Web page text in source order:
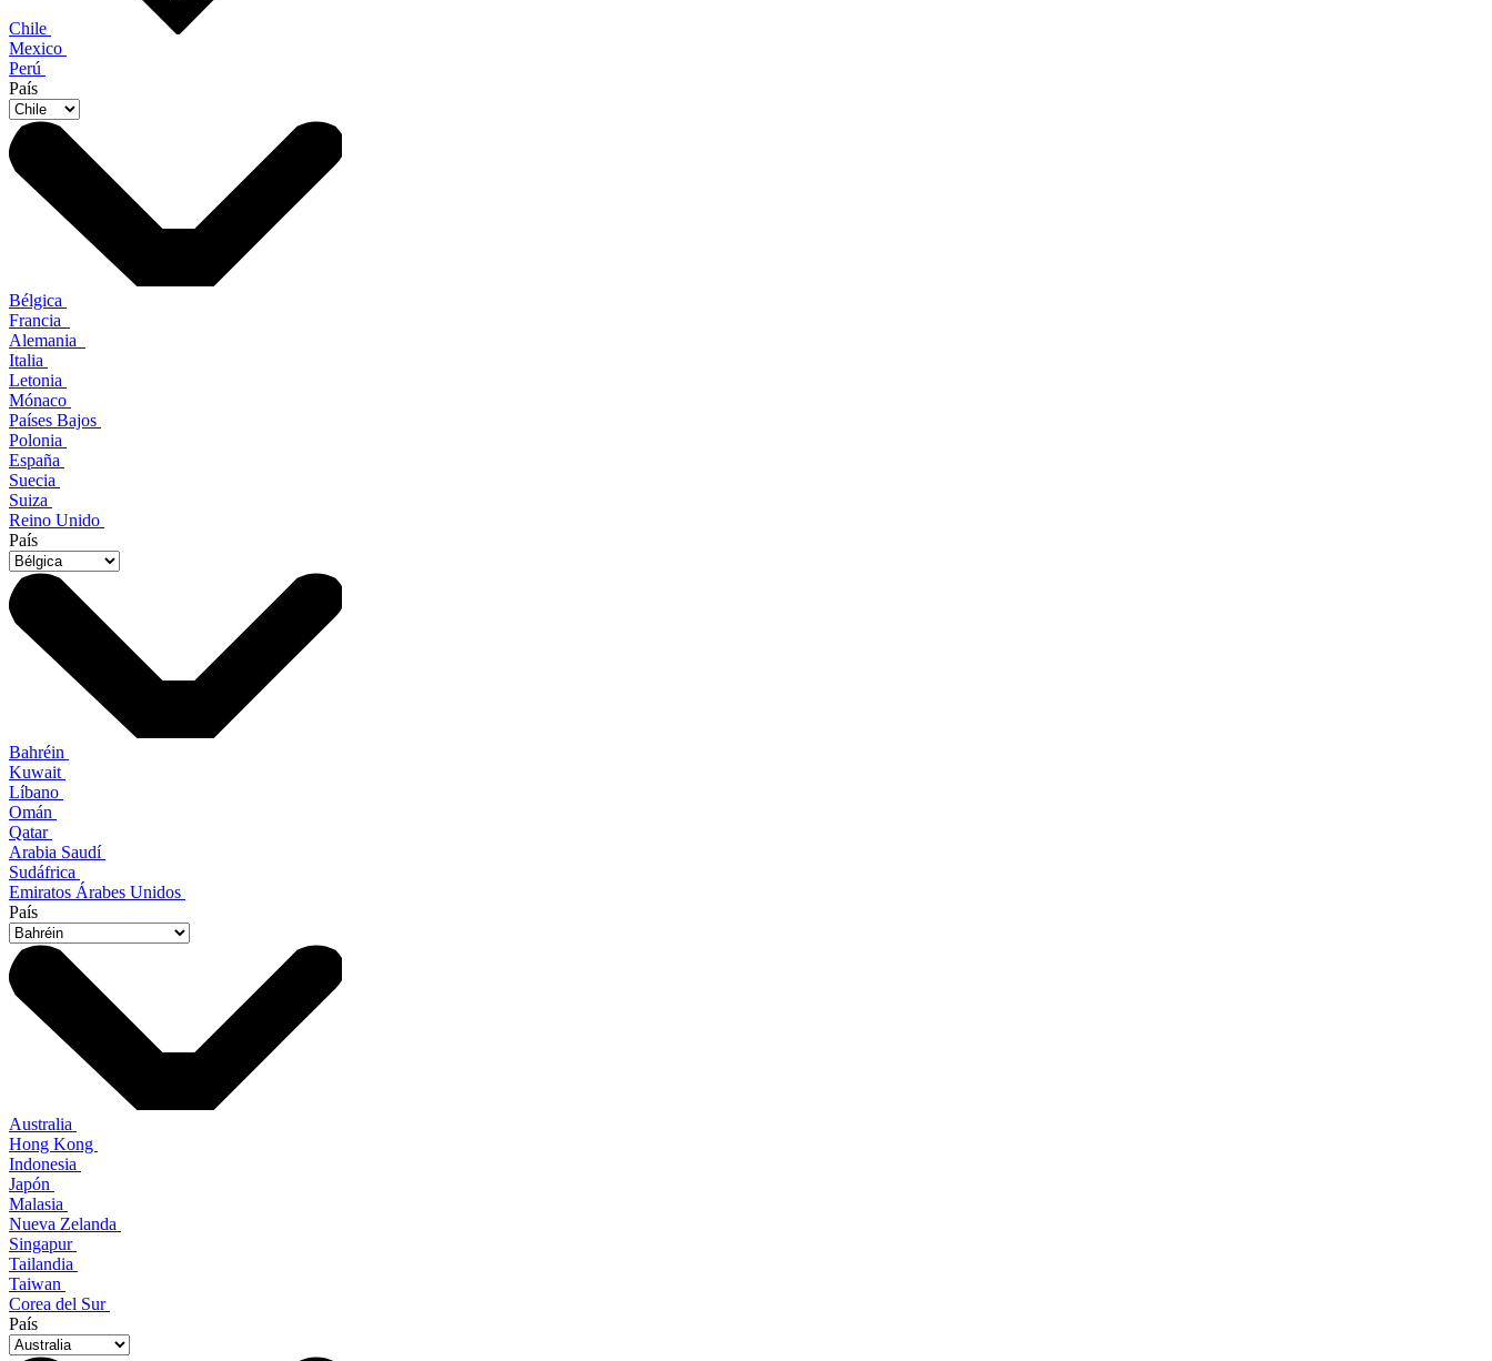
Chile
Mexico
Perú
País
Bélgica
Francia
Alemania
Italia
Letonia
Mónaco
Países Bajos
Polonia
España
Suecia
Suiza
Reino Unido
País
Bahréin
Kuwait
Líbano
Omán
Qatar
Arabia Saudí
Sudáfrica
Emiratos Árabes Unidos
País
Australia
Hong Kong
Indonesia
Japón
Malasia
Nueva Zelanda
Singapur
Tailandia
Taiwan
Corea del Sur
País